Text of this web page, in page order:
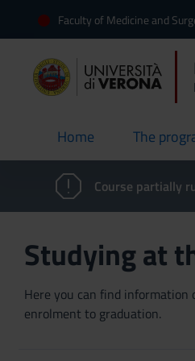
Faculty of Medicine and
Home
current The
Course partially
Studying at
Here you can find
enrolment to graduation.